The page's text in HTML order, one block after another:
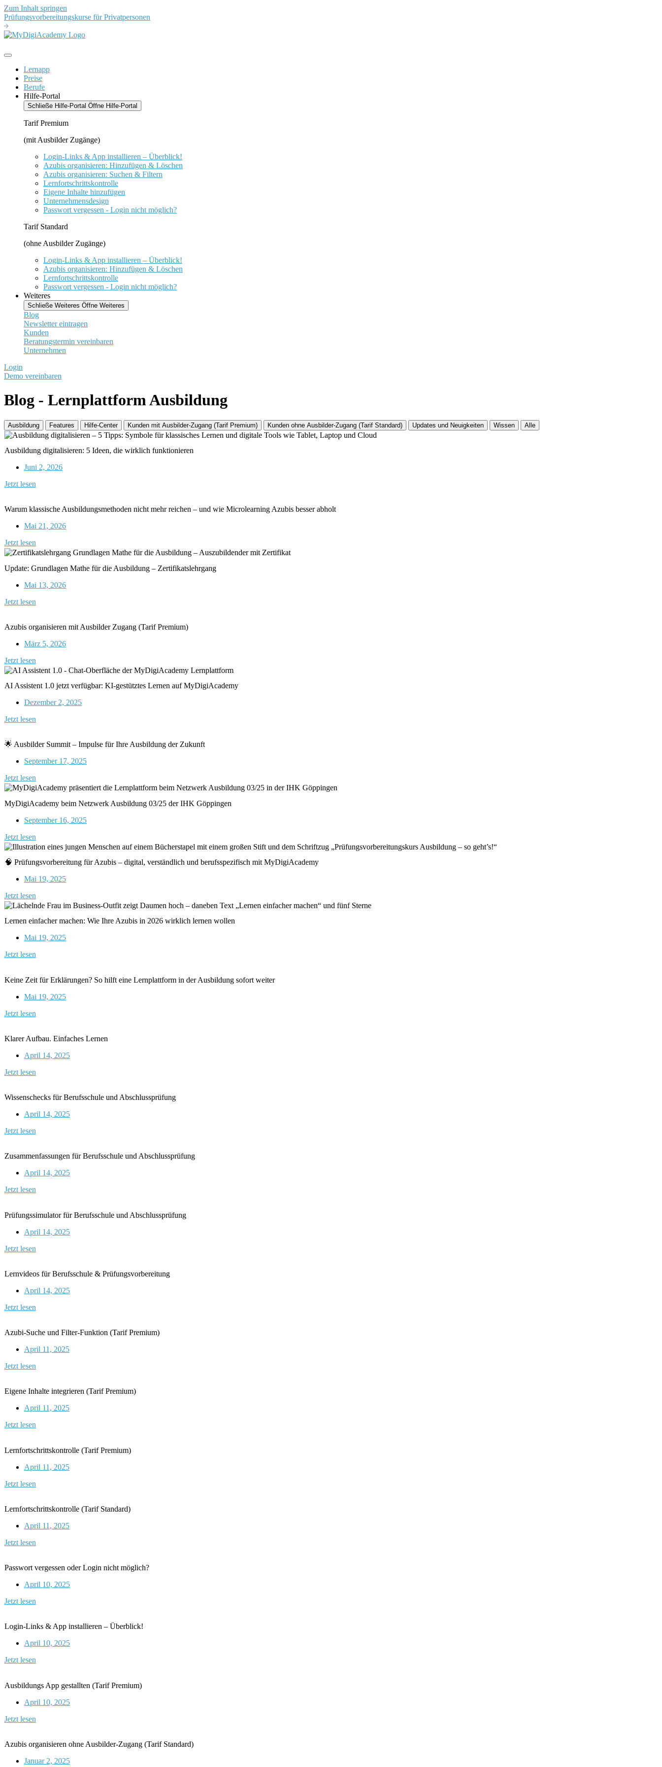
Zum Inhalt springen
Prüfungsvorbereitungskurse für Privatpersonen
Lernapp
Preise
Berufe
Hilfe-Portal
Schließe Hilfe-Portal Öffne Hilfe-Portal
Tarif Premium
(mit Ausbilder Zugänge)
Login-Links & App installieren – Überblick!
Azubis organisieren: Hinzufügen & Löschen
Azubis organisieren: Suchen & Filtern
Lernfortschrittskontrolle
Eigene Inhalte hinzufügen
Unternehmensdesign
Passwort vergessen - Login nicht möglich?
Tarif Standard
(ohne Ausbilder Zugänge)
Login-Links & App installieren – Überblick!
Azubis organisieren: Hinzufügen & Löschen
Lernfortschrittskontrolle
Passwort vergessen - Login nicht möglich?
Weiteres
Schließe Weiteres Öffne Weiteres
Blog
Newsletter eintragen
Kunden
Beratungstermin vereinbaren
Unternehmen
Login
Demo vereinbaren
Blog - Lernplattform Ausbildung
Ausbildung Features Hilfe-Center Kunden mit Ausbilder-Zugang (Tarif Premium) Kunden ohne Ausbilder-Zugang (Tarif Standard) Updates und Neuigkeiten Wissen Alle
Ausbildung digitalisieren: 5 Ideen, die wirklich funktionieren
Juni 2, 2026
Jetzt lesen
Warum klassische Ausbildungsmethoden nicht mehr reichen – und wie Microlearning Azubis besser abholt
Mai 21, 2026
Jetzt lesen
Update: Grundlagen Mathe für die Ausbildung – Zertifikatslehrgang
Mai 13, 2026
Jetzt lesen
Azubis organisieren mit Ausbilder Zugang (Tarif Premium)
März 5, 2026
Jetzt lesen
AI Assistent 1.0 jetzt verfügbar: KI-gestütztes Lernen auf MyDigiAcademy
Dezember 2, 2025
Jetzt lesen
🌟 Ausbilder Summit – Impulse für Ihre Ausbildung der Zukunft
September 17, 2025
Jetzt lesen
MyDigiAcademy beim Netzwerk Ausbildung 03/25 der IHK Göppingen
September 16, 2025
Jetzt lesen
🧠 Prüfungsvorbereitung für Azubis – digital, verständlich und berufsspezifisch mit MyDigiAcademy
Mai 19, 2025
Jetzt lesen
Lernen einfacher machen: Wie Ihre Azubis in 2026 wirklich lernen wollen
Mai 19, 2025
Jetzt lesen
Keine Zeit für Erklärungen? So hilft eine Lernplattform in der Ausbildung sofort weiter
Mai 19, 2025
Jetzt lesen
Klarer Aufbau. Einfaches Lernen
April 14, 2025
Jetzt lesen
Wissenschecks für Berufsschule und Abschlussprüfung
April 14, 2025
Jetzt lesen
Zusammenfassungen für Berufsschule und Abschlussprüfung
April 14, 2025
Jetzt lesen
Prüfungssimulator für Berufsschule und Abschlussprüfung
April 14, 2025
Jetzt lesen
Lernvideos für Berufsschule & Prüfungsvorbereitung
April 14, 2025
Jetzt lesen
Azubi-Suche und Filter-Funktion (Tarif Premium)
April 11, 2025
Jetzt lesen
Eigene Inhalte integrieren (Tarif Premium)
April 11, 2025
Jetzt lesen
Lernfortschrittskontrolle (Tarif Premium)
April 11, 2025
Jetzt lesen
Lernfortschrittskontrolle (Tarif Standard)
April 11, 2025
Jetzt lesen
Passwort vergessen oder Login nicht möglich?
April 10, 2025
Jetzt lesen
Login-Links & App installieren – Überblick!
April 10, 2025
Jetzt lesen
Ausbildungs App gestallten (Tarif Premium)
April 10, 2025
Jetzt lesen
Azubis organisieren ohne Ausbilder-Zugang (Tarif Standard)
Januar 2, 2025